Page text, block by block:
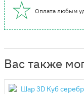
Оплата любым
Вас также